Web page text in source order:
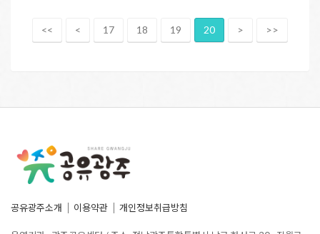
<< < 17 18 19 20 > >>
공유광주소개 이용약관 개인정보취급방침